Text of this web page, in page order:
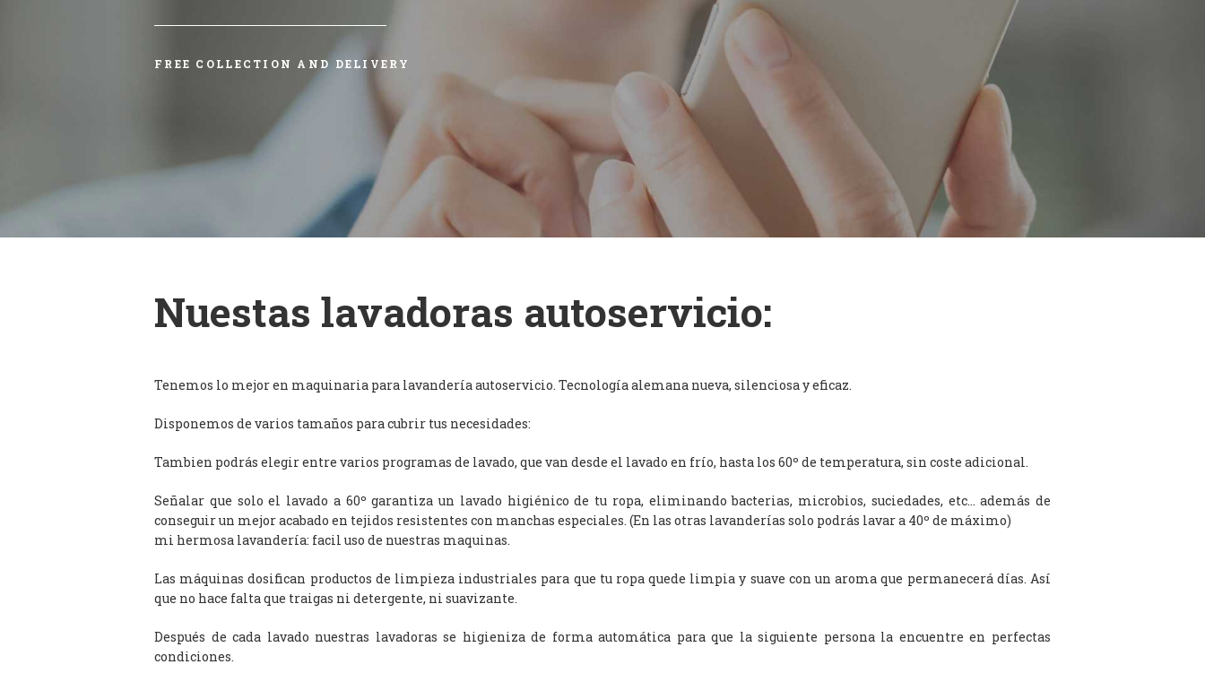
FREE COLLECTION AND DELIVERY
Nuestas lavadoras autoservicio:
Tenemos lo mejor en maquinaria para lavandería autoservicio. Tecnología alemana nueva, silenciosa y eficaz.
Disponemos de varios tamaños para cubrir tus necesidades:
Tambien podrás elegir entre varios programas de lavado, que van desde el lavado en frío, hasta los 60º de temperatura, sin coste adicional.
Señalar que solo el lavado a 60º garantiza un lavado higiénico de tu ropa, eliminando bacterias, microbios, suciedades, etc… además de
conseguir un mejor acabado en tejidos resistentes con manchas especiales. (En las otras lavanderías solo podrás lavar a 40º de máximo)
mi hermosa lavandería: facil uso de nuestras maquinas.
Las máquinas dosifican productos de limpieza industriales para que tu ropa quede limpia y suave con un aroma que permanecerá días. Así
que no hace falta que traigas ni detergente, ni suavizante.
Después de cada lavado nuestras lavadoras se higieniza de forma automática para que la siguiente persona la encuentre en perfectas
condiciones.